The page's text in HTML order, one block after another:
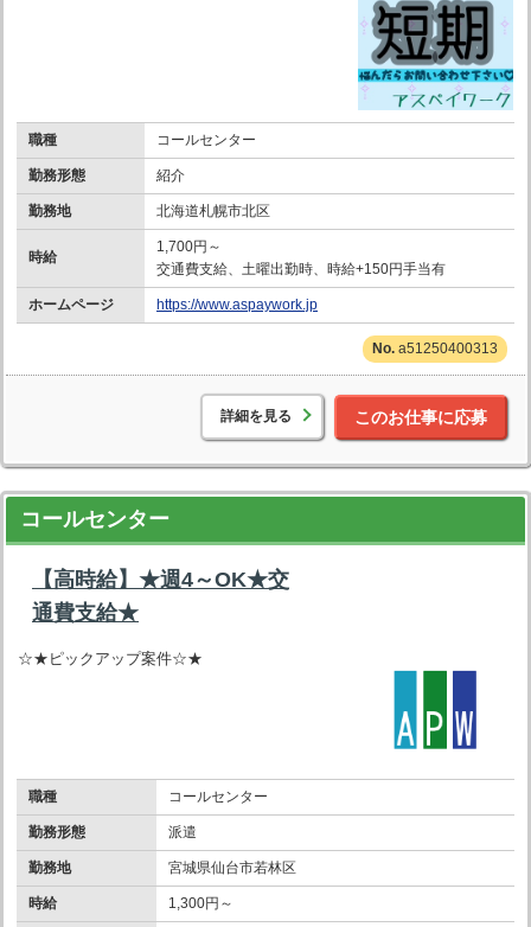
職種 コールセンター
勤務形態 紹介
勤務地 北海道札幌市北区
時給
1,700円～
交通費支給、土曜出勤時、時給+150円手当有
ホームページ https://www.aspaywork.jp
a51250400313
詳細を見る このお仕事に応募
コールセンター
【高時給】★週4～OK★交
通費支給★
☆★ピックアップ案件☆★
職種 コールセンター
勤務形態 派遣
勤務地 宮城県仙台市若林区
時給 1,300円～